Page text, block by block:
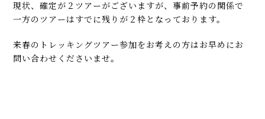
現状、確定が２ツアーがございますが、事前予約の関係で
一方のツアーはすでに残りが２枠となっております。
来春のトレッキングツアー参加をお考えの方はお早めにお
問い合わせくださいませ。